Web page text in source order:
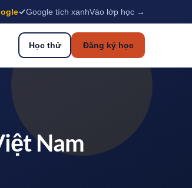
Google tích xanhVào lớp học →
Học thử Đăng ký học
Nam